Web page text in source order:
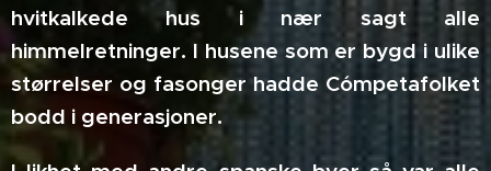
hvitkalkede hus i nær sagt alle
himmelretninger. I husene som er bygd i ulike
størrelser og fasonger hadde Cómpetafolket
bodd i generasjoner.